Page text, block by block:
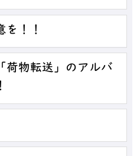
を！！
荷物転送」のアルバ